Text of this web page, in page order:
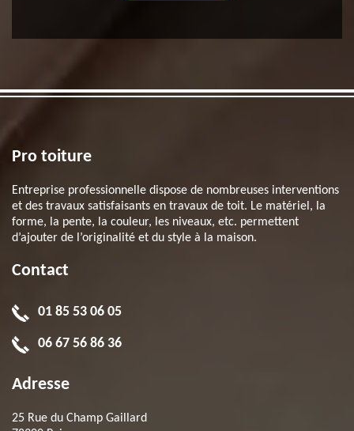
Pro toiture
Entreprise professionnelle dispose de nombreuses interventions
et des travaux satisfaisants en travaux de toit. Le matériel, la
forme, la pente, la couleur, les niveaux, etc. permettent
d’ajouter de l’originalité et du style à la maison.
Contact
01 85 53 06 05
06 67 56 86 36
Adresse
25 Rue du Champ Gaillard